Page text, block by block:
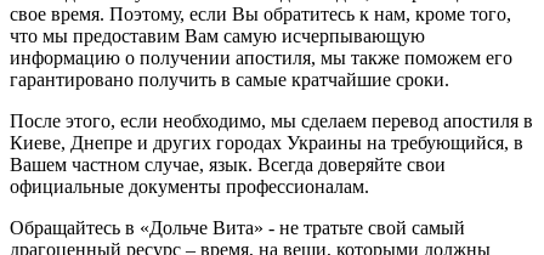
свое время. Поэтому, если Вы обратитесь к нам, кроме того,
что мы предоставим Вам самую исчерпывающую
информацию о получении апостиля, мы также поможем его
гарантировано получить в самые кратчайшие сроки.
После этого, если необходимо, мы сделаем перевод апостиля в
Киеве, Днепре и других городах Украины на требующийся, в
Вашем частном случае, язык. Всегда доверяйте свои
официальные документы профессионалам.
Обращайтесь в «Дольче Вита» - не тратьте свой самый
драгоценный ресурс – время, на вещи, которыми должны